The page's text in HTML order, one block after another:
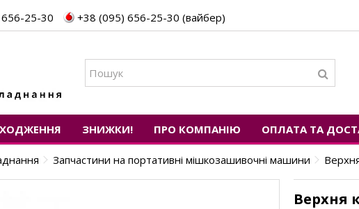
25-30 +38 (095) 656-25-30 (вайбер)
ЗНИЖКИ! ПРО КОМПАНІЮ ОПЛАТА ТА
Запчастини на портативні мішкозашивочні машини
Верхня